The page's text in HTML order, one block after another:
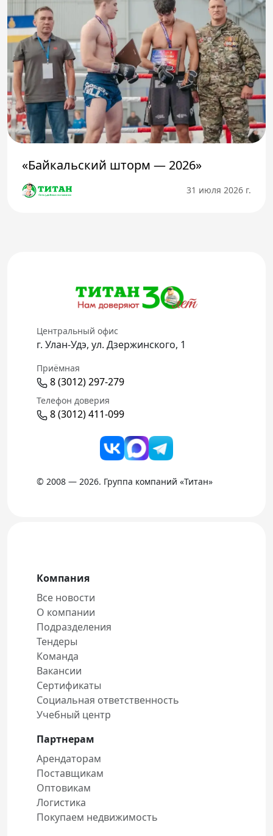
«Байкальский шторм — 2026»
31 июля 2026 г.
Центральный офис
г. Улан-Удэ, ул. Дзержинского, 1
Приёмная
8 (3012) 297-279
Телефон доверия
8 (3012) 411-099
© 2008 — 2026. Группа компаний «Титан»
Компания
Все новости
О компании
Подразделения
Тендеры
Команда
Вакансии
Сертификаты
Социальная ответственность
Учебный центр
Партнерам
Арендаторам
Поставщикам
Оптовикам
Логистика
Покупаем недвижимость